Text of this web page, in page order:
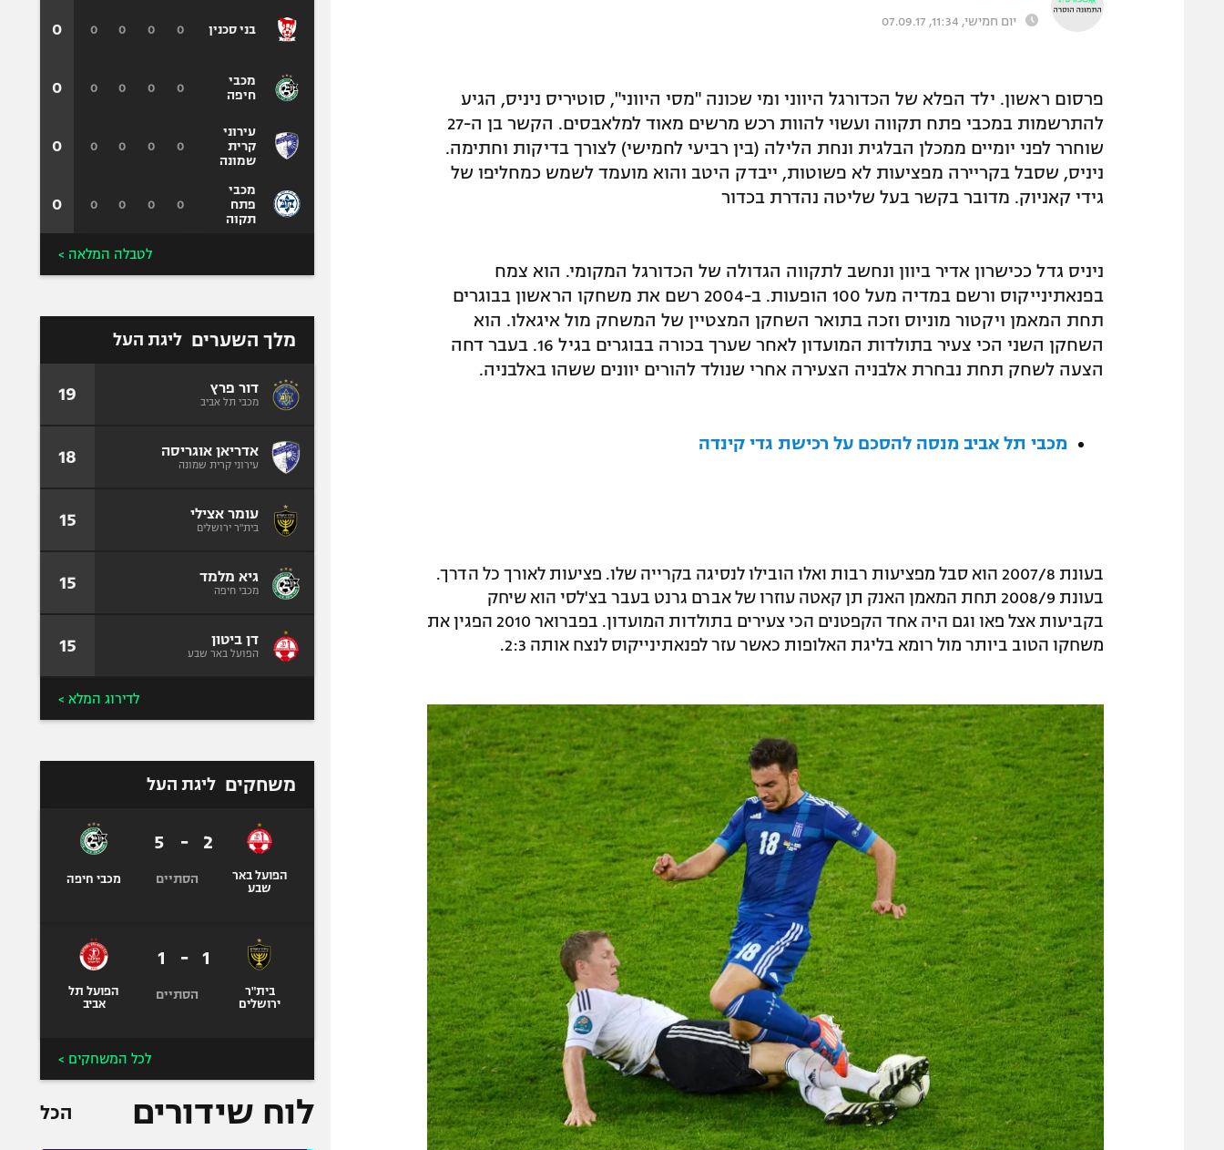
יום חמישי, 11:34, 07.09.17
פרסום ראשון. ילד הפלא של הכדורגל היווני ומי שכונה "מסי היווני", סוטיריס ניניס, הגיע
להתרשמות במכבי פתח תקווה ועשוי להוות רכש מרשים מאוד למלאבסים. הקשר בן ה-27
שוחרר לפני יומיים ממכלן הבלגית ונחת הלילה (בין רביעי לחמישי) לצורך בדיקות וחתימה.
ניניס, שסבל בקריירה מפציעות לא פשוטות, ייבדק היטב והוא מועמד לשמש כמחליפו של
גידי קאניוק. מדובר בקשר בעל שליטה נהדרת בכדור
ניניס גדל ככישרון אדיר ביוון ונחשב לתקווה הגדולה של הכדורגל המקומי. הוא צמח
בפנאתינייקוס ורשם במדיה מעל 100 הופעות. ב-2004 רשם את משחקו הראשון בבוגרים
תחת המאמן ויקטור מוניוס וזכה בתואר השחקן המצטיין של המשחק מול איגאלו. הוא
השחקן השני הכי צעיר בתולדות המועדון לאחר שערך בכורה בבוגרים בגיל 16. בעבר דחה
הצעה לשחק תחת נבחרת אלבניה הצעירה אחרי שנולד להורים יוונים ששהו באלבניה.
מכבי תל אביב מנסה להסכם על רכישת גדי קינדה
בעונת 2007/8 הוא סבל מפציעות רבות ואלו הובילו לנסיגה בקרייה שלו. פציעות לאורך כל הדרך.
בעונת 2008/9 תחת המאמן האנק תן קאטה עוזרו של אברם גרנט בעבר בצ'לסי הוא שיחק
בקביעות אצל פאו וגם היה אחד הקפטנים הכי צעירים בתולדות המועדון. בפברואר 2010 הפגין את
משחקו הטוב ביותר מול רומא בליגת האלופות כאשר עזר לפנאתינייקוס לנצח אותה 2:3.
בני סכנין
מכבי
חיפה
עירוני
קרית
שמונה
מכבי
פתח
תקוה
0
0
0
0
0
0
0
0
0
0
0
0
0
0
0
0
0
0
0
0
לטבלה המלאה >
מלך השערים ליגת העל
דור פרץ
מכבי תל אביב 19
אדריאן אוגריסה
עירוני קרית שמונה 18
עומר אצילי
בית"ר ירושלים 15
גיא מלמד
מכבי חיפה 15
דן ביטון
הפועל באר שבע 15
לדירוג המלא >
משחקים ליגת העל
הפועל באר
שבע
2
-
5
הסתיים מכבי חיפה
בית"ר
ירושלים
1
-
1
הסתיים
הפועל תל
אביב
לכל המשחקים >
לוח שידורים הכל